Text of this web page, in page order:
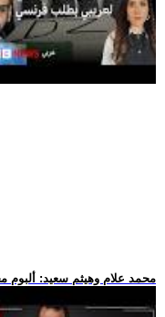
.. محمد علام وهيثم سعيد: ألبوم